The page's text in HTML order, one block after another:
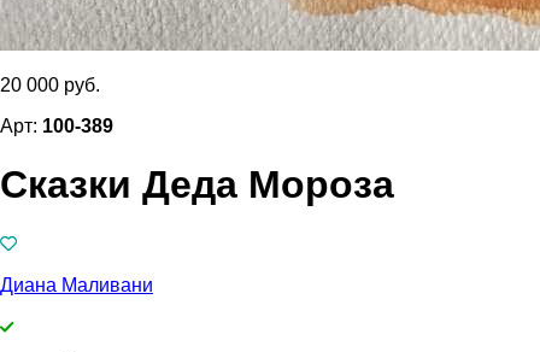
20 000 руб.
Арт: 100-389
Сказки Деда Мороза
Диана Маливани